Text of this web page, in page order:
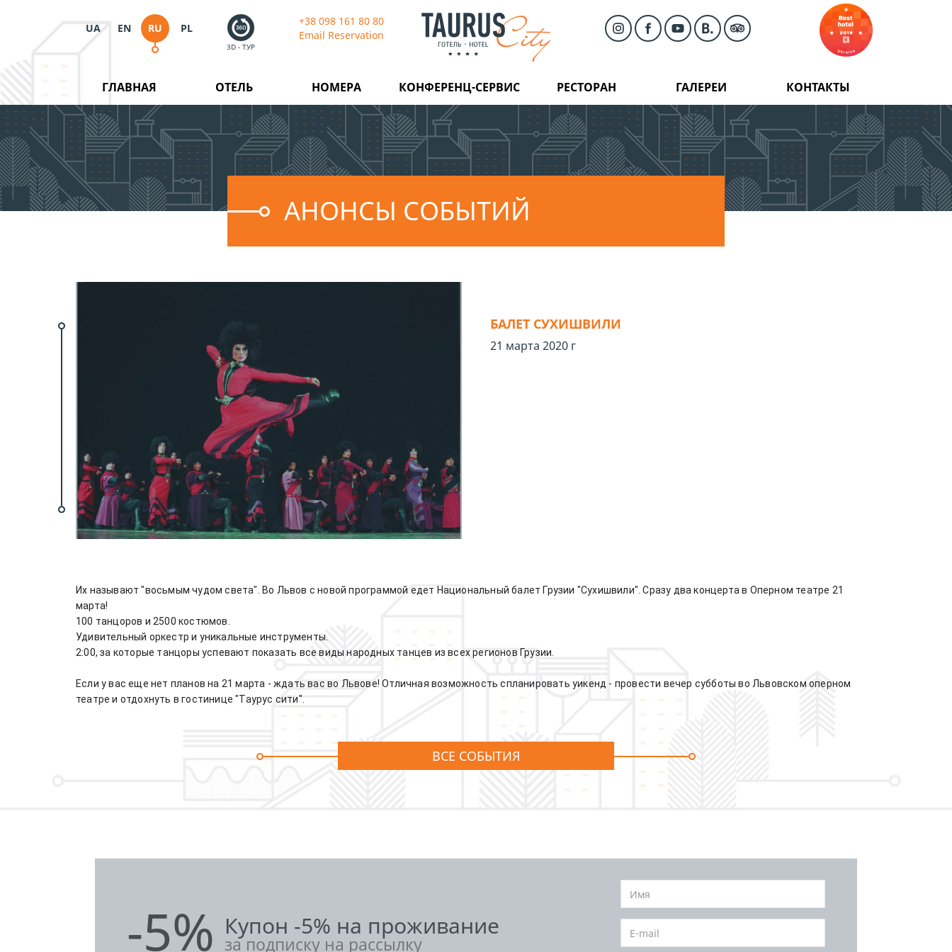
UA EN RU PL
3D - ТУР
+38 098 161 80 80
Email Reservation
ГЛАВНАЯ ОТЕЛЬ НОМЕРА КОНФЕРЕНЦ-СЕРВИС РЕСТОРАН ГАЛЕРЕИ КОНТАКТЫ
АНОНСЫ СОБЫТИЙ
БАЛЕТ СУХИШВИЛИ
21 марта 2020 г
Их называют "восьмым чудом света". Во Львов с новой программой едет Национальный балет Грузии "Сухишвили". Сразу два концерта в Оперном театре 21
марта!
100 танцоров и 2500 костюмов.
Удивительный оркестр и уникальные инструменты.
2:00, за которые танцоры успевают показать все виды народных танцев из всех регионов Грузии.
Если у вас еще нет планов на 21 марта - ждать вас во Львове! Отличная возможность спланировать уикенд - провести вечер субботы во Львовском оперном
театре и отдохнуть в гостинице "Таурус сити".
ВСЕ СОБЫТИЯ
-5% Купон -5% на проживание
за подписку на рассылку